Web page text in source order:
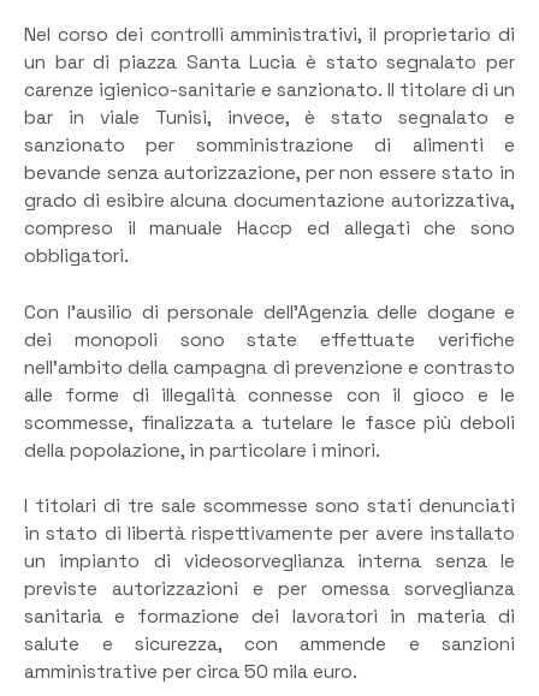
Nel corso dei controlli amministrativi, il proprietario di
un bar di piazza Santa Lucia è stato segnalato per
carenze igienico-sanitarie e sanzionato. Il titolare di un
bar in viale Tunisi, invece, è stato segnalato e
sanzionato per somministrazione di alimenti e
bevande senza autorizzazione, per non essere stato in
grado di esibire alcuna documentazione autorizzativa,
compreso il manuale Haccp ed allegati che sono
obbligatori.
Con l’ausilio di personale dell’Agenzia delle dogane e
dei monopoli sono state effettuate verifiche
nell’ambito della campagna di prevenzione e contrasto
alle forme di illegalità connesse con il gioco e le
scommesse, finalizzata a tutelare le fasce più deboli
della popolazione, in particolare i minori.
I titolari di tre sale scommesse sono stati denunciati
in stato di libertà rispettivamente per avere installato
un impianto di videosorveglianza interna senza le
previste autorizzazioni e per omessa sorveglianza
sanitaria e formazione dei lavoratori in materia di
salute e sicurezza, con ammende e sanzioni
amministrative per circa 50 mila euro.